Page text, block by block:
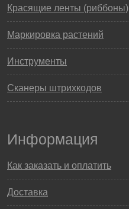
Красящие ленты (риббоны)
Маркировка растений
Инструменты
Сканеры штрихкодов
Информация
Как заказать и оплатить
Доставка